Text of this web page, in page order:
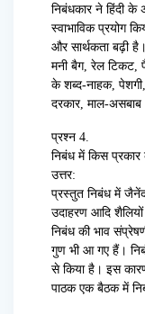
निबंधकार ने हिंदी के
स्वाभाविक प्रयोग
और सार्थकता बढ़ी
मनी बैग, रेल टिकट,
के शब्द-नाहक,
दरकार, माल-
प्रश्न 4.
निबंध में किस प्रकार
उत्तर:
प्रस्तुत निबंध में
उदाहरण आदि
निबंध की भाव
गुण भी आ गए हैं।
से किया है। इस
पाठक एक बैठक में